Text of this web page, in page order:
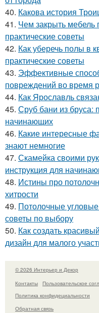
40. Какова история
41. Чем закрыть мебель
практические советы
42. Как уберечь полы в
практические советы
43. Эффективные
повреждений во время
44. Как Ярославль
45. Сруб бани из бруса:
начинающих
46. Какие интересные
знают немногие
47. Скамейка своими
инструкция для
48. Истины про
хитрости
49. Потолочные
советы по выбору
50. Как создать
дизайн для малого
© 2026 Интерьер и Декор
Контакты
Пользовательское
Политика конфидециальности
Обратная связь